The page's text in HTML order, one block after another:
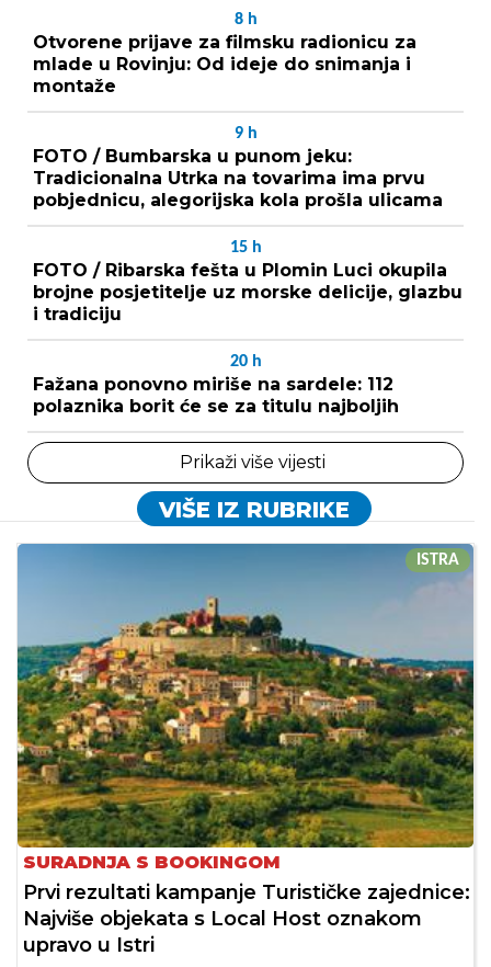
8 h
Otvorene prijave za filmsku radionicu za
mlade u Rovinju: Od ideje do snimanja i
montaže
9 h
FOTO / Bumbarska u punom jeku:
Tradicionalna Utrka na tovarima ima prvu
pobjednicu, alegorijska kola prošla ulicama
15 h
FOTO / Ribarska fešta u Plomin Luci okupila
brojne posjetitelje uz morske delicije, glazbu
i tradiciju
20 h
Fažana ponovno miriše na sardele: 112
polaznika borit će se za titulu najboljih
Prikaži više vijesti
VIŠE IZ RUBRIKE
ISTRA
SURADNJA S BOOKINGOM
Prvi rezultati kampanje Turističke zajednice:
Najviše objekata s Local Host oznakom
upravo u Istri